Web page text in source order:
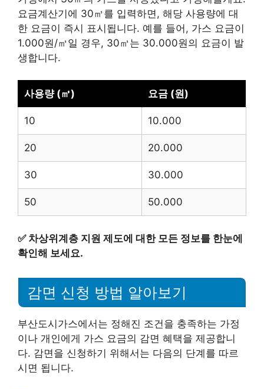
요금계산기에 30㎥를 입력하면, 해당 사용량에 대
한 요금이 즉시 표시됩니다. 예를 들어, 가스 요금이
1.000원/㎥일 경우, 30㎥는 30.000원의 요금이 발
생합니다.
사용량 (㎥) 요금 (원)
10 10.000
20 20.000
30 30.000
50 50.000
✅ 차상위계층 지원 제도에 대한 모든 정보를 한눈에
확인해 보세요.
감면 신청 방법 알아보기
부산도시가스에서는 정해진 조건을 충족하는 가정
이나 개인에게 가스 요금의 감면 혜택을 제공합니
다. 감면을 신청하기 위해서는 다음의 단계를 따르
시면 됩니다.